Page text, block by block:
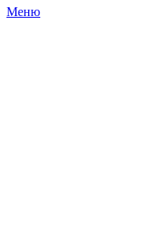
Меню